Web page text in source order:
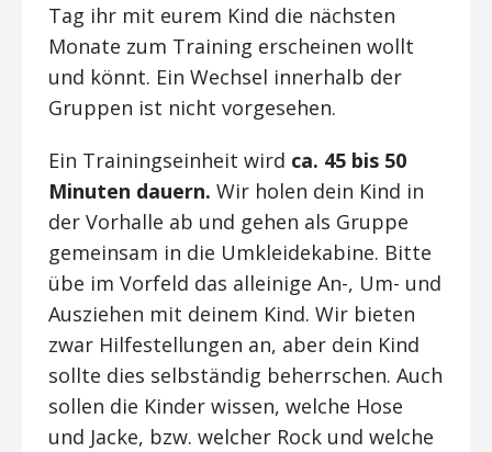
Tag ihr mit eurem Kind die nächsten
Monate zum Training erscheinen wollt
und könnt. Ein Wechsel innerhalb der
Gruppen ist nicht vorgesehen.
Ein Trainingseinheit wird ca. 45 bis 50
Minuten dauern. Wir holen dein Kind in
der Vorhalle ab und gehen als Gruppe
gemeinsam in die Umkleidekabine. Bitte
übe im Vorfeld das alleinige An-, Um- und
Ausziehen mit deinem Kind. Wir bieten
zwar Hilfestellungen an, aber dein Kind
sollte dies selbständig beherrschen. Auch
sollen die Kinder wissen, welche Hose
und Jacke, bzw. welcher Rock und welche